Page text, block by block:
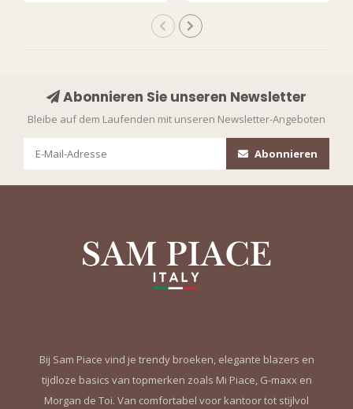
Abonnieren Sie unseren Newsletter
Bleibe auf dem Laufenden mit unseren Newsletter-Angeboten
Abonnieren
Bij Sam Piace vind je trendy broeken, elegante blazers en
tijdloze basics van topmerken zoals Mi Piace, G-maxx en
Morgan de Toi. Van comfortabel voor kantoor tot stijlvol